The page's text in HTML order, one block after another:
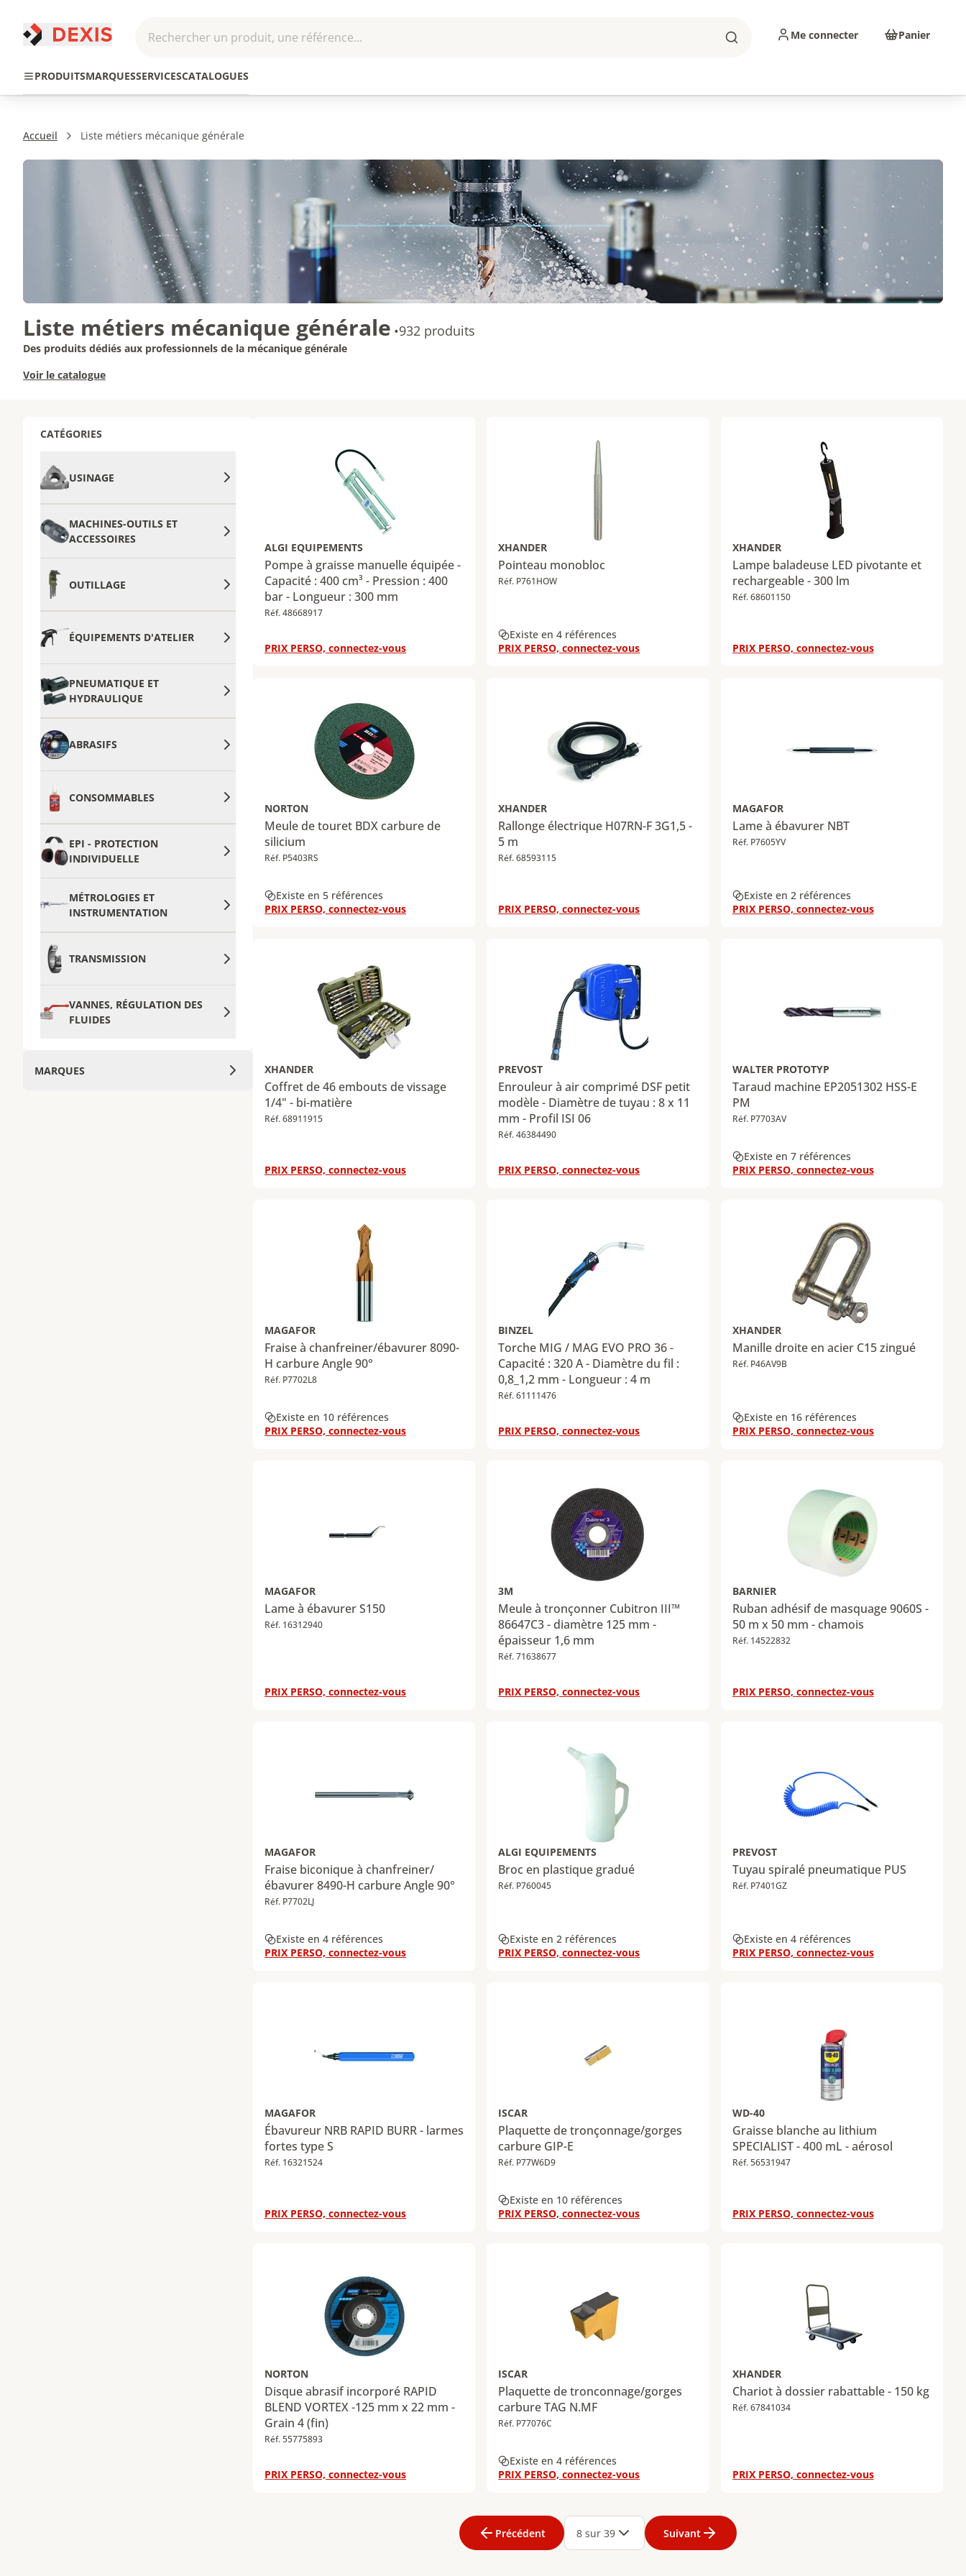
Rechercher un produit, une référence... Rechercher
Me connecter Panier
PRODUITSMARQUESSERVICESCATALOGUES
Transmission
Hydraulique
Accueil Liste métiers mécanique générale
Liste métiers mécanique générale •932 produits
Des produits dédiés aux professionnels de la mécanique générale
Voir le catalogue
CATÉGORIES
USINAGE
MACHINES-OUTILS ET
ACCESSOIRES
OUTILLAGE
ÉQUIPEMENTS D'ATELIER
PNEUMATIQUE ET
HYDRAULIQUE
ABRASIFS
CONSOMMABLES
EPI - PROTECTION
INDIVIDUELLE
MÉTROLOGIES ET
INSTRUMENTATION
TRANSMISSION
VANNES, RÉGULATION DES
FLUIDES
MARQUES
ALGI EQUIPEMENTS
Pompe à graisse manuelle équipée -
Capacité : 400 cm³ - Pression : 400
bar - Longueur : 300 mm
Réf. 48668917
PRIX PERSO, connectez-vous
XHANDER
Pointeau monobloc
Réf. P761HOW
Existe en 4 références
PRIX PERSO, connectez-vous
XHANDER
Lampe baladeuse LED pivotante et
rechargeable - 300 lm
Réf. 68601150
PRIX PERSO, connectez-vous
NORTON
Meule de touret BDX carbure de
silicium
Réf. P5403RS
Existe en 5 références
PRIX PERSO, connectez-vous
XHANDER
Rallonge électrique H07RN-F 3G1,5 -
5 m
Réf. 68593115
PRIX PERSO, connectez-vous
MAGAFOR
Lame à ébavurer NBT
Réf. P7605YV
Existe en 2 références
PRIX PERSO, connectez-vous
XHANDER
Coffret de 46 embouts de vissage
1/4" - bi-matière
Réf. 68911915
PRIX PERSO, connectez-vous
PREVOST
Enrouleur à air comprimé DSF petit
modèle - Diamètre de tuyau : 8 x 11
mm - Profil ISI 06
Réf. 46384490
PRIX PERSO, connectez-vous
WALTER PROTOTYP
Taraud machine EP2051302 HSS-E
PM
Réf. P7703AV
Existe en 7 références
PRIX PERSO, connectez-vous
MAGAFOR
Fraise à chanfreiner/ébavurer 8090-
H carbure Angle 90°
Réf. P7702L8
Existe en 10 références
PRIX PERSO, connectez-vous
BINZEL
Torche MIG / MAG EVO PRO 36 -
Capacité : 320 A - Diamètre du fil :
0,8_1,2 mm - Longueur : 4 m
Réf. 61111476
PRIX PERSO, connectez-vous
XHANDER
Manille droite en acier C15 zingué
Réf. P46AV9B
Existe en 16 références
PRIX PERSO, connectez-vous
MAGAFOR
Lame à ébavurer S150
Réf. 16312940
PRIX PERSO, connectez-vous
3M
Meule à tronçonner Cubitron III™
86647C3 - diamètre 125 mm -
épaisseur 1,6 mm
Réf. 71638677
PRIX PERSO, connectez-vous
BARNIER
Ruban adhésif de masquage 9060S -
50 m x 50 mm - chamois
Réf. 14522832
PRIX PERSO, connectez-vous
MAGAFOR
Fraise biconique à chanfreiner/
ébavurer 8490-H carbure Angle 90°
Réf. P7702LJ
Existe en 4 références
PRIX PERSO, connectez-vous
ALGI EQUIPEMENTS
Broc en plastique gradué
Réf. P760045
Existe en 2 références
PRIX PERSO, connectez-vous
PREVOST
Tuyau spiralé pneumatique PUS
Réf. P7401GZ
Existe en 4 références
PRIX PERSO, connectez-vous
MAGAFOR
Ébavureur NRB RAPID BURR - larmes
fortes type S
Réf. 16321524
PRIX PERSO, connectez-vous
ISCAR
Plaquette de tronçonnage/gorges
carbure GIP-E
Réf. P77W6D9
Existe en 10 références
PRIX PERSO, connectez-vous
WD-40
Graisse blanche au lithium
SPECIALIST - 400 mL - aérosol
Réf. 56531947
PRIX PERSO, connectez-vous
NORTON
Disque abrasif incorporé RAPID
BLEND VORTEX -125 mm x 22 mm -
Grain 4 (fin)
Réf. 55775893
PRIX PERSO, connectez-vous
ISCAR
Plaquette de tronconnage/gorges
carbure TAG N.MF
Réf. P77076C
Existe en 4 références
PRIX PERSO, connectez-vous
XHANDER
Chariot à dossier rabattable - 150 kg
Réf. 67841034
PRIX PERSO, connectez-vous
Précédent 8 sur 39 Suivant